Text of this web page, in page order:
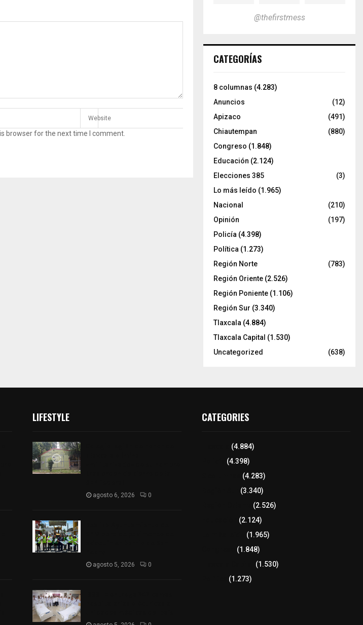
browser for the next time I comment.
@thefirstmess
CATEGORÍAS
8 columnas (4.283)
Anuncios
(12)
Apizaco
(491)
Chiautempan
(880)
Congreso (1.848)
Educación (2.124)
Elecciones 385
(3)
Lo más leído (1.965)
Nacional
(210)
Opinión
(197)
Policía (4.398)
Política (1.273)
Región Norte
(783)
Región Oriente (2.526)
Región Poniente (1.106)
Región Sur (3.340)
Tlaxcala (4.884)
Tlaxcala Capital (1.530)
Uncategorized
(638)
LIFESTYLE
agosto 6, 2026 0
agosto 5, 2026 0
CATEGORIES
(4.884)
(4.398)
(4.283)
(3.340)
(2.526)
(2.124)
(1.965)
(1.848)
(1.530)
(1.273)